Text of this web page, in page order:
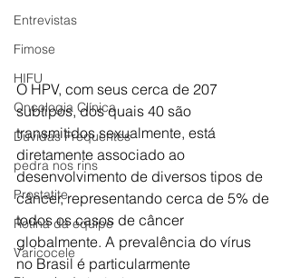
Entrevistas
Fimose
HIFU
Oncologia Clínica
Dúvidas Frequentes
pedra nos rins
Prostatite
Rotina da equipe
Varicocele
O HPV, com seus cerca de 207
subtipos, dos quais 40 são
transmitidos sexualmente, está
diretamente associado ao
desenvolvimento de diversos tipos de
câncer, representando cerca de 5% de
todos os casos de câncer
globalmente. A prevalência do vírus
no Brasil é particularmente